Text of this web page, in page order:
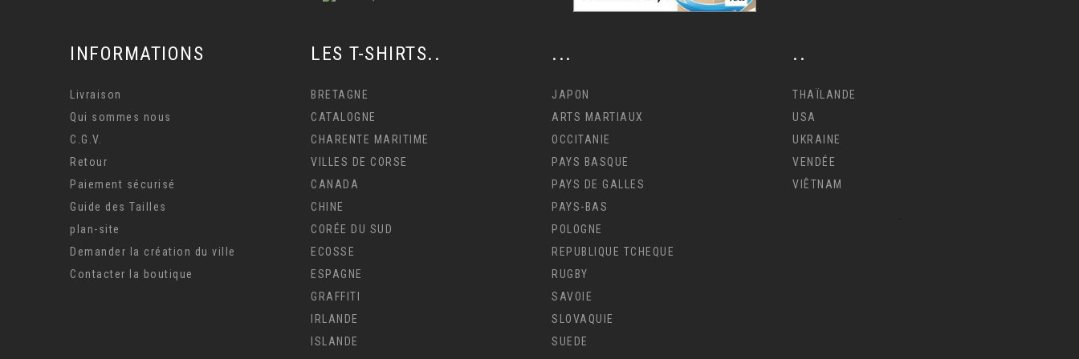
INFORMATIONS
Livraison
Qui sommes nous
C.G.V.
Retour
Paiement sécurisé
Guide des Tailles
plan-site
Demander la création du ville
Contacter la boutique
LES T-SHIRTS..
BRETAGNE
CATALOGNE
CHARENTE MARITIME
VILLES DE CORSE
CANADA
CHINE
CORÉE DU SUD
ECOSSE
ESPAGNE
GRAFFITI
IRLANDE
ISLANDE
...
JAPON
ARTS MARTIAUX
OCCITANIE
PAYS BASQUE
PAYS DE GALLES
PAYS-BAS
POLOGNE
REPUBLIQUE TCHEQUE
RUGBY
SAVOIE
SLOVAQUIE
SUEDE
..
THAÏLANDE
USA
UKRAINE
VENDÉE
VIÊTNAM